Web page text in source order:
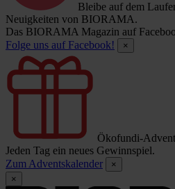
Bleibe auf dem
Neuigkeiten von BIORAMA.
Das BIORAMA Magazin auf
Folge uns auf Facebook!
×
Ökofundi-
Jeden Tag ein neues Gewinnspiel.
Zum Adventskalender
×
×